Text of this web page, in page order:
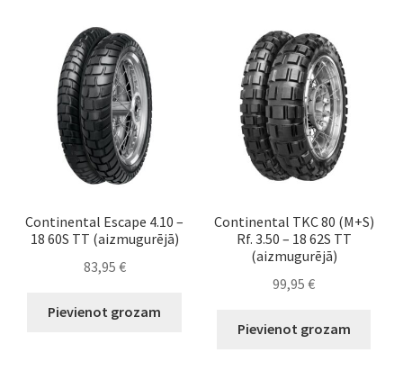
Continental Escape 4.10 –
18 60S TT (aizmugurējā)
83,95 €
Pievienot grozam
Continental TKC 80 (M+S)
Rf. 3.50 – 18 62S TT
(aizmugurējā)
99,95€
Pievienot grozam